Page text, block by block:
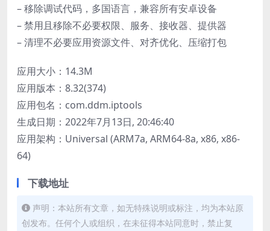
– 移除调试代码，多国语言，兼容所有安卓设备
– 禁用且移除不必要权限、服务、接收器、提供器
– 清理不必要应用资源文件、对齐优化、压缩打包
应用大小：14.3M
应用版本：8.32(374)
应用包名：com.ddm.iptools
生成日期：2022年7月13日, 20:46:40
应用架构：Universal (ARM7a, ARM64-8a, x86, x86-
64)
下载地址
声明：本站所有文章，如无特殊说明或标注，均为本站原
创发布。任何个人或组织，在未征得本站同意时，禁止复